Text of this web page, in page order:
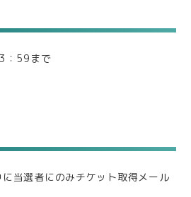
：59まで
当選者にのみチケット取得メール